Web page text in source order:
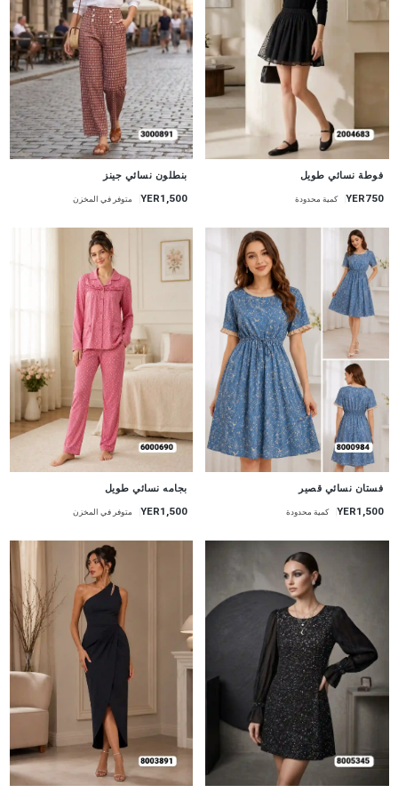
فوطة نسائي طويل
YER750 كمية محدودة
بنطلون نسائي جينز
YER1,500 متوفر في المخزن
جديد
فستان نسائي قصير
YER1,500 كمية محدودة
جديد
بجامه نسائي طويل
YER1,500 متوفر في المخزن